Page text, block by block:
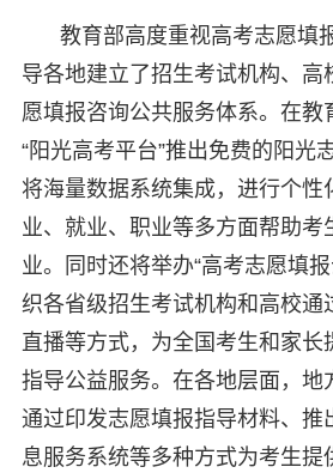
教育部高度重视高考志愿填
导各地建立了招生考试机构、高
愿填报咨询公共服务体系。在教
“阳光高考平台”推出免费的阳光
将海量数据系统集成，进行个性
业、就业、职业等多方面帮助考
业。同时还将举办“高考志愿填
织各省级招生考试机构和高校通
直播等方式，为全国考生和家长
指导公益服务。在各地层面，地
通过印发志愿填报指导材料、推
息服务系统等多种方式为考生提